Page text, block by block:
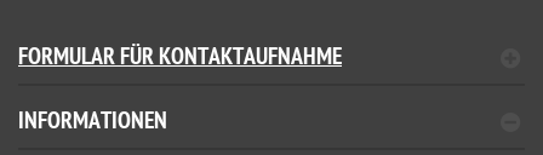
FORMULAR FÜR KONTAKTAUFNAHME
INFORMATIONEN